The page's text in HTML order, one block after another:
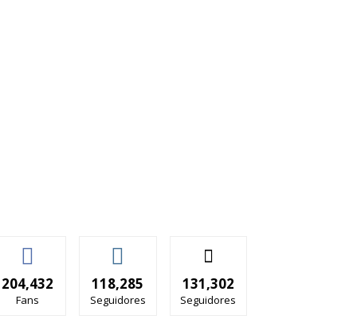
204,432
Fans
118,285
Seguidores
131,302
Seguidores